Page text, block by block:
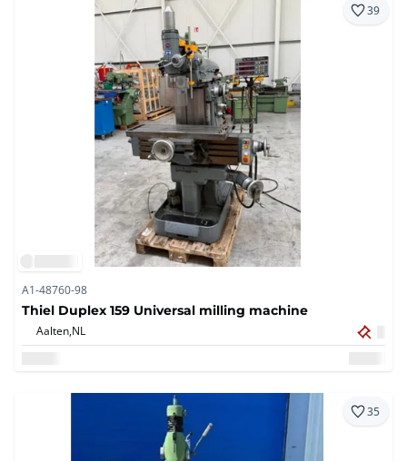
39
A1-48760-98
Thiel Duplex 159 Universal milling machine
Aalten,NL
35